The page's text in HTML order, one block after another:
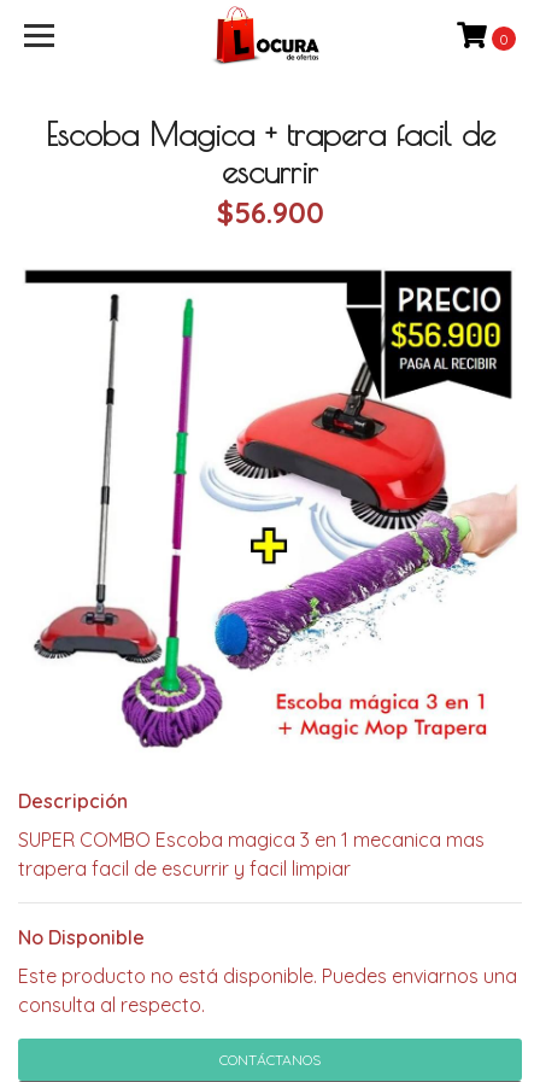
0
Escoba Magica + trapera facil de
escurrir
$56.900
Descripción
SUPER COMBO Escoba magica 3 en 1 mecanica mas
trapera facil de escurrir y facil limpiar
No Disponible
Este producto no está disponible. Puedes enviarnos una
consulta al respecto.
CONTÁCTANOS